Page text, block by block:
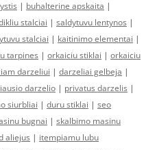
| buhalterine apskaita |
stalciai | saldytuvu lentynos |
stalciai | kaitinimo elementai |
tarpines | orkaiciu stiklai | orkaiciu
darzeliui | darzeliai gelbeja |
darzelio | privatus darzelis |
siurbliai | duru stiklai | seo
bugnai | skalbimo masinu
aliejus | itempiamu lubu